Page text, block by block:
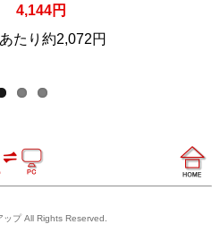
円
約2,072円
プ All Rights Reserved.